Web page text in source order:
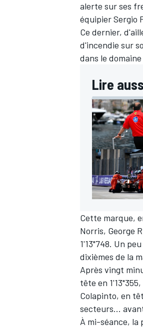
alerte sur ses
équipier Sergio
Ce dernier,
d'incendie sur
dans le
Lire
Cette marque,
Norris, George
1'13"748. Un
dixièmes de la
Après vingt
tête en
Colapinto, en
secteurs...
À mi-séance, la